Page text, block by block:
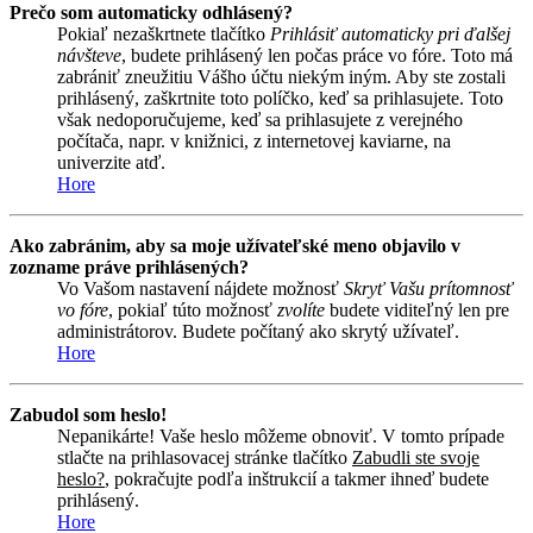
Prečo som automaticky odhlásený?
Pokiaľ nezaškrtnete tlačítko Prihlásiť automaticky pri ďalšej
návšteve, budete prihlásený len počas práce vo fóre. Toto má
zabrániť zneužitiu Vášho účtu niekým iným. Aby ste zostali
prihlásený, zaškrtnite toto políčko, keď sa prihlasujete. Toto
však nedoporučujeme, keď sa prihlasujete z verejného
počítača, napr. v knižnici, z internetovej kaviarne, na
univerzite atď.
Hore
Ako zabránim, aby sa moje užívateľské meno objavilo v
zozname práve prihlásených?
Vo Vašom nastavení nájdete možnosť Skryť Vašu prítomnosť
vo fóre, pokiaľ túto možnosť zvolíte budete viditeľný len pre
administrátorov. Budete počítaný ako skrytý užívateľ.
Hore
Zabudol som heslo!
Nepanikárte! Vaše heslo môžeme obnoviť. V tomto prípade
stlačte na prihlasovacej stránke tlačítko Zabudli ste svoje
heslo?, pokračujte podľa inštrukcií a takmer ihneď budete
prihlásený.
Hore